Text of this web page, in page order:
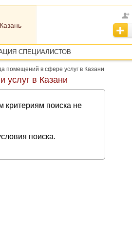
Казань
СПЕЦИАЛИСТОВ
помещений в сфере услуг в Казани
услуг в Казани
поиска не
поиска.